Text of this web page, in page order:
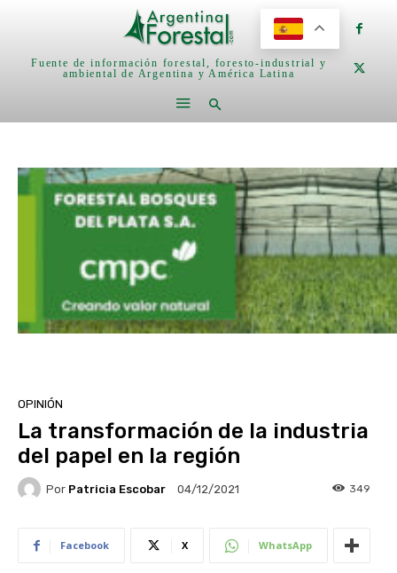
Fuente de información forestal, foresto-industrial y
ambiental de Argentina y América Latina
OPINIÓN
La transformación de la industria
del papel en la región
Por Patricia Escobar 04/12/2021 349
Facebook X WhatsApp